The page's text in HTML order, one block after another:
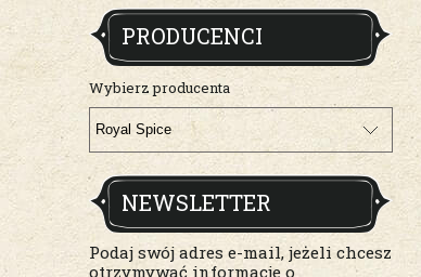
PRODUCENCI
Wybierz producenta
NEWSLETTER
Podaj swój adres e-mail, jeżeli chcesz
otrzymywać informacje o